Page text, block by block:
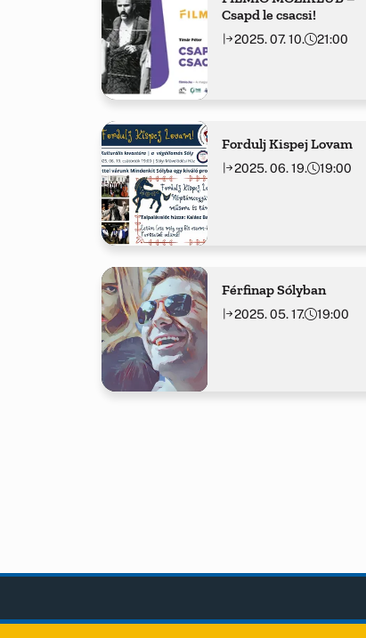
Csapd le csacsi!
2025. 07. 10. 21:00
Fordulj Kispej Lovam
2025. 06. 19. 19:00
Férfinap Sólyban
2025. 05. 17. 19:00